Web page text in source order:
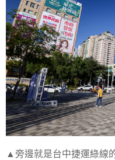
▲旁邊就是台中捷運綠線